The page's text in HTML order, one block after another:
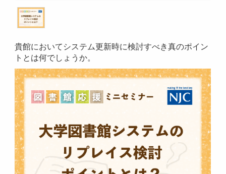
貴館においてシステム更新時に検討すべき真のポイン
トとは何でしょうか。